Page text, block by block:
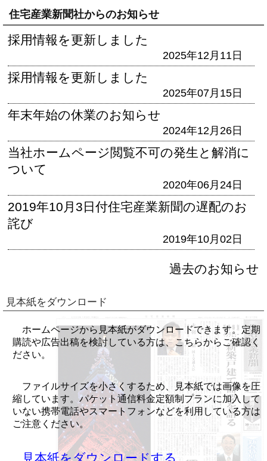
住宅産業新聞社からのお知らせ
採用情報を更新しました
2025年12月11日
採用情報を更新しました
2025年07月15日
年末年始の休業のお知らせ
2024年12月26日
当社ホームページ閲覧不可の発生と解消に
ついて
2020年06月24日
2019年10月3日付住宅産業新聞の遅配のお
詫び
2019年10月02日
過去のお知らせ
見本紙をダウンロード
ホームページから見本紙がダウンロードできます。定期
購読や広告出稿を検討している方は、こちらからご確認く
ださい。
ファイルサイズを小さくするため、見本紙では画像を圧
縮しています。パケット通信料金定額制プランに加入して
いない携帯電話やスマートフォンなどを利用している方は
ご注意ください。
見本紙をダウンロードする